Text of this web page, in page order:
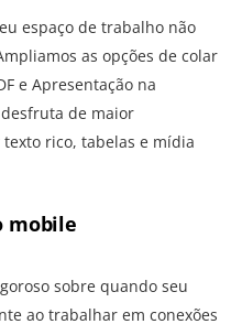
espaço de trabalho não
as opções de colar
e Apresentação na
de maior
rico, tabelas e mídia
mobile
sobre quando seu
ao trabalhar em conexões